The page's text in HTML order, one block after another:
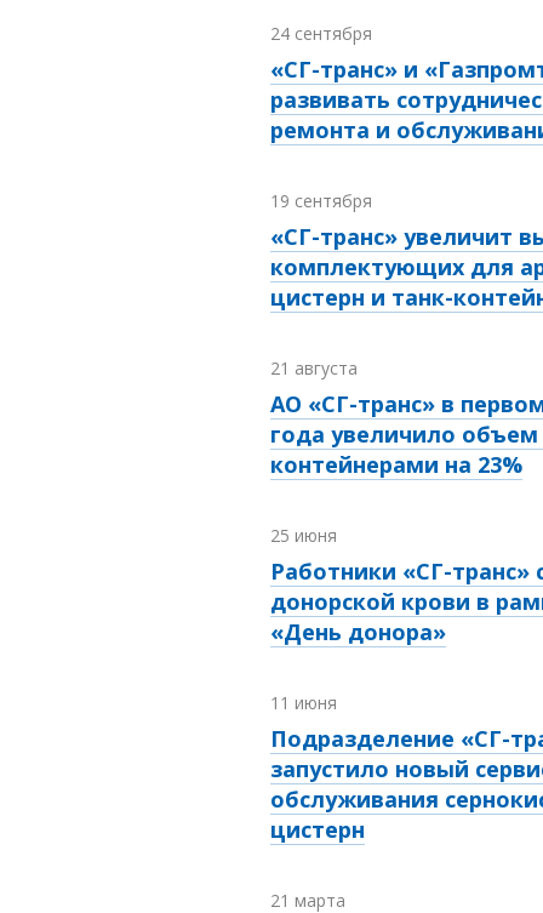
24 сентября
«СГ-транс» и
развивать
ремонта и
19 сентября
«СГ-транс» увеличит
комплектующих для
цистерн и танк-
21 августа
АО «СГ-транс» в
года увеличило объем
контейнерами на 23%
25 июня
Работники «СГ-транс»
донорской крови в
«День донора»
11 июня
Подразделение «СГ-
запустило новый
обслуживания
цистерн
21 марта